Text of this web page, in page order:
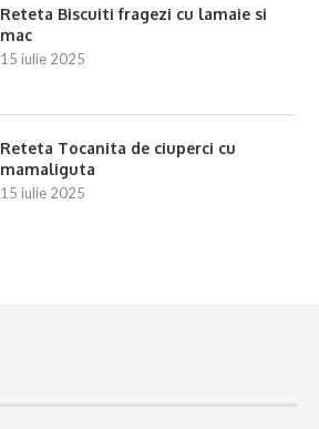
Reteta Biscuiti fragezi cu lamaie si
mac
15 iulie 2025
Reteta Tocanita de ciuperci cu
mamaliguta
15 iulie 2025